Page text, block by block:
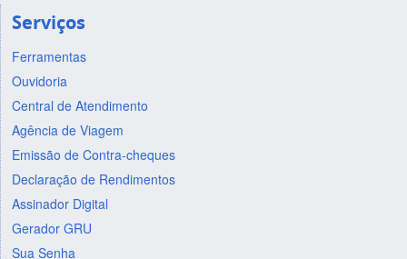
Serviços
Ferramentas
Ouvidoria
Central de Atendimento
Agência de Viagem
Emissão de Contra-cheques
Declaração de Rendimentos
Assinador Digital
Gerador GRU
Sua Senha